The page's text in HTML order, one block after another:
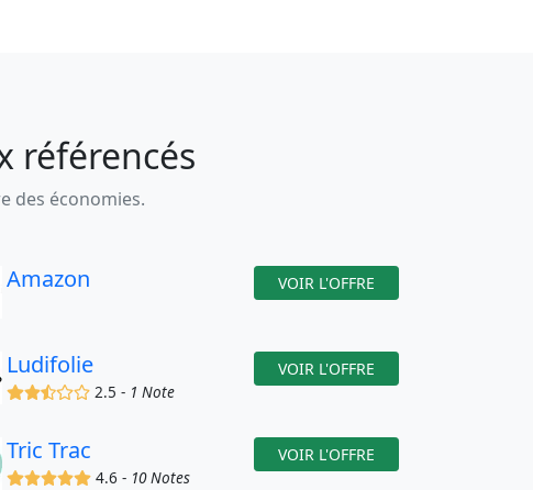
référencés
des économies.
Amazon VOIR L'OFFRE
Ludifolie
(x)(x)(,)() ()
2.5 - 1 Note
VOIR L'OFFRE
Tric Trac
(x)(x)(x)(x)(x)
4.6 - 10 Notes
VOIR L'OFFRE